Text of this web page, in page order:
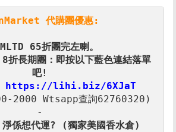
代購團優惠:
65折
折長期團：即按以下藍色連結落單
https://lihi.biz/6XJaT
2000 Wtsapp查詢62760320)